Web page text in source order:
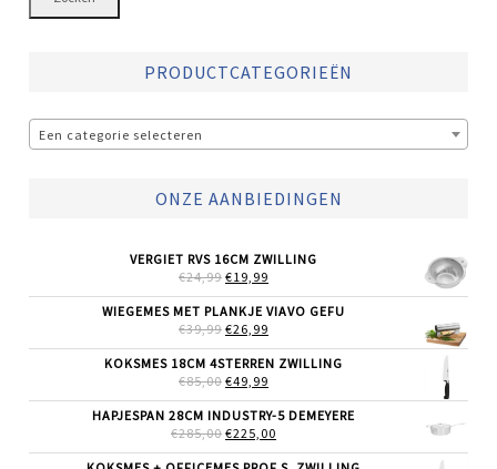
PRODUCTCATEGORIEËN
Een categorie selecteren
ONZE AANBIEDINGEN
VERGIET RVS 16CM ZWILLING
€24,99 OORSPRONKELIJKE
WAS:
€24,99.
€19,99
IS:
WIEGEMES MET PLANKJE VIAVO GEFU
€39,99 OORSPRONKELIJKE
WAS:
€39,99.
€26,99
IS:
KOKSMES 18CM 4STERREN ZWILLING
€85,00 OORSPRONKELIJKE
WAS:
€85,00.
€49,99
IS:
€49,99.
HAPJESPAN 28CM INDUSTRY-5 DEMEYERE
€285,00 OORSPRONKELIJKE
WAS:
€225,00
IS: